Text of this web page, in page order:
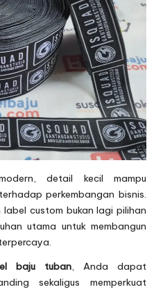
detail kecil mampu
perkembangan bisnis.
custom bukan lagi pilihan
utama untuk membangun
baju tuban, Anda dapat
sekaligus memperkuat